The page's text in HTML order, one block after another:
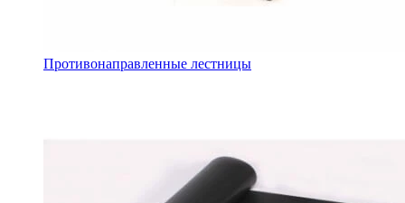
Противонаправленные лестницы